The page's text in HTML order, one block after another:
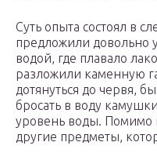
Суть опыта состоял в
предложили довольно
водой, где плавало
разложили каменную
дотянуться до червя,
бросать в воду
уровень воды. Помимо
другие предметы,